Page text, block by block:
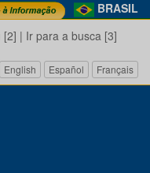
BRASIL
[2] | Ir para a busca [3]
English Español Français